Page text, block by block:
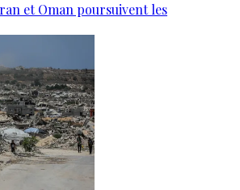
et Oman poursuivent les